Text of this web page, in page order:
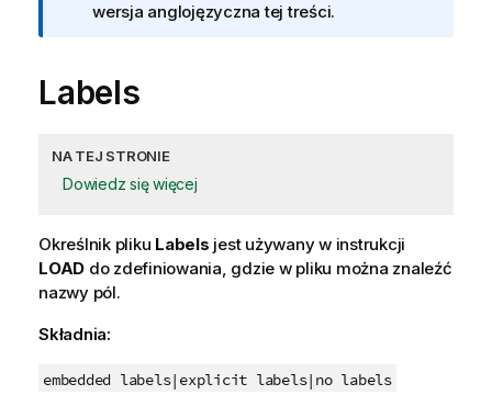
wersja anglojęzyczna tej treści.
Labels
NA TEJ STRONIE
Dowiedz się więcej
Określnik pliku Labels jest używany w instrukcji
LOAD do zdefiniowania, gdzie w pliku można znaleźć
nazwy pól.
Składnia:
embedded labels| explicit labels| no labels